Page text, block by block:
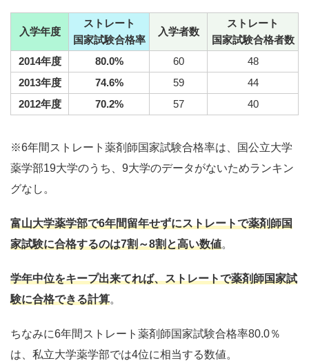
入学年度
ストレート
国家試験合格率
入学者数
ストレート
国家試験合格者数
2014年度
80.0% 60
48
2013年度
74.6% 59
44
2012年度
70.2% 57 40
※6年間ストレート薬剤師国家試験合格率は、国公立大学
薬学部19大学のうち、9大学のデータがないためランキン
グなし。
富山大学薬学部で6年間留年せずにストレートで薬剤師国
家試験に合格するのは7割～8割と高い数値。
学年中位をキープ出来てれば、ストレートで薬剤師国家試
験に合格できる計算。
ちなみに6年間ストレート薬剤師国家試験合格率80.0％
は、私立大学薬学部では4位に相当する数値。